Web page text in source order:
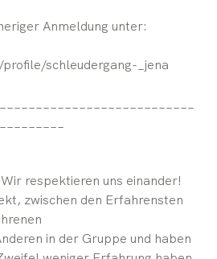
Anmeldung unter:
schleudergang-_jena
respektieren uns einander!
zwischen den Erfahrensten
in der Gruppe und haben